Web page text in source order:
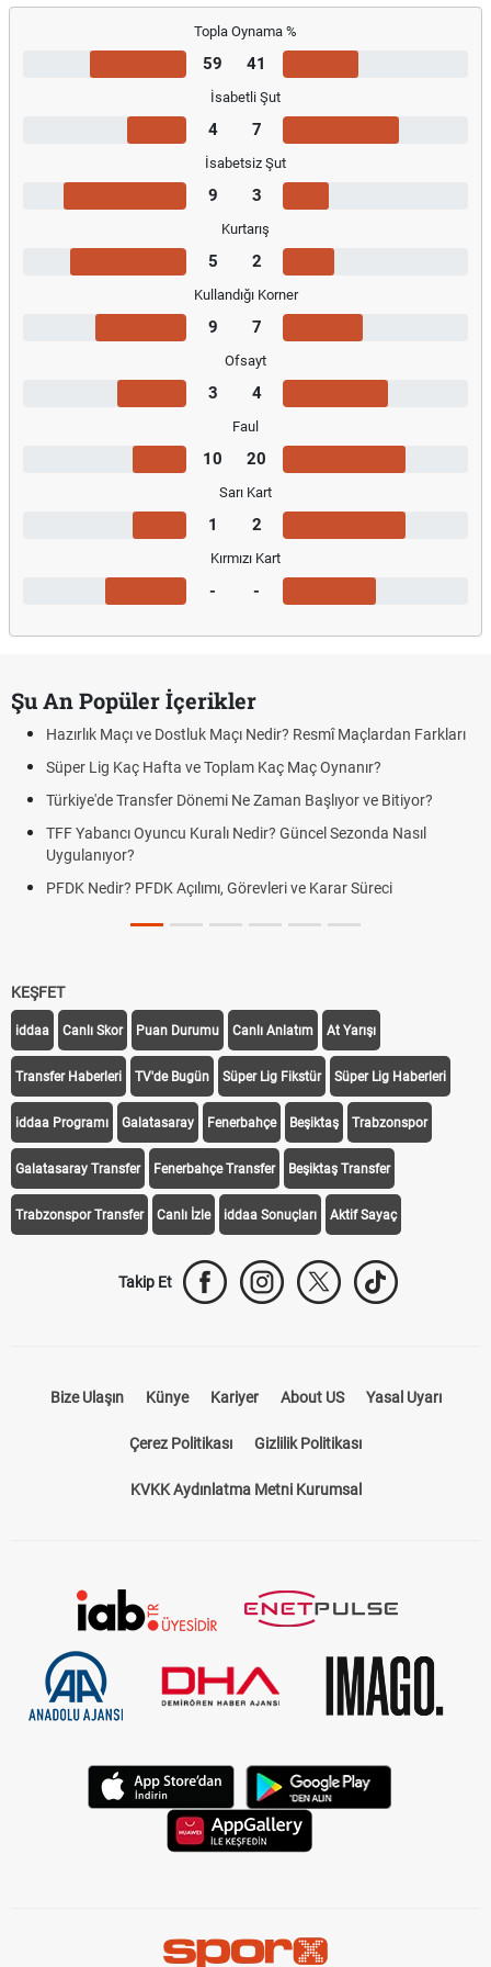
Topla Oynama %
59 41
İsabetli Şut
4 7
İsabetsiz Şut
9 3
Kurtarış
5 2
Kullandığı Korner
9 7
Ofsayt
3 4
Faul
10 20
Sarı Kart
1 2
Kırmızı Kart
- -
Şu An Popüler İçerikler
Hazırlık Maçı ve Dostluk Maçı Nedir? Resmî Maçlardan Farkları
Süper Lig Kaç Hafta ve Toplam Kaç Maç Oynanır?
Türkiye'de Transfer Dönemi Ne Zaman Başlıyor ve Bitiyor?
TFF Yabancı Oyuncu Kuralı Nedir? Güncel Sezonda Nasıl
Uygulanıyor?
PFDK Nedir? PFDK Açılımı, Görevleri ve Karar Süreci
KEŞFET
iddaa Canlı Skor Puan Durumu Canlı Anlatım At Yarışı
Transfer Haberleri TV'de Bugün Süper Lig Fikstür Süper Lig Haberleri
iddaa Programı Galatasaray Fenerbahçe Beşiktaş Trabzonspor
Galatasaray Transfer Fenerbahçe Transfer Beşiktaş Transfer
Trabzonspor Transfer Canlı İzle iddaa Sonuçları Aktif Sayaç
Takip Et
Bize Ulaşın Künye Kariyer About US Yasal Uyarı
Çerez Politikası Gizlilik Politikası
KVKK Aydınlatma Metni Kurumsal